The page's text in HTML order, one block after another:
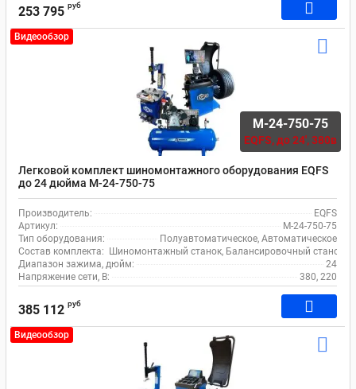
253 795 руб
Видеообзор
M-24-750-75
EQFS,до 24', 380в
Легковой комплект шиномонтажного оборудования EQFS
до 24 дюйма M-24-750-75
Производитель:
EQFS
Артикул:
M-24-750-75
Тип оборудования:
Полуавтоматическое, Автоматическое
Состав комплекта:
Шиномонтажный станок, Балансировочный станок,
Диапазон зажима, дюйм:
24
Напряжение сети, В:
380, 220
385 112 руб
Видеообзор